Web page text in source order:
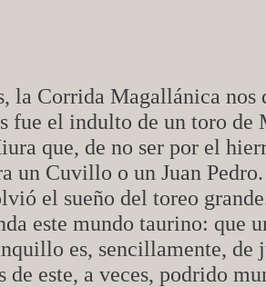
la Corrida Magallánica nos
fue el indulto de un toro
que, de no ser por el
un Cuvillo o un Juan
el sueño del toreo
este mundo taurino: que
es, sencillamente, de
de este, a veces, podrido